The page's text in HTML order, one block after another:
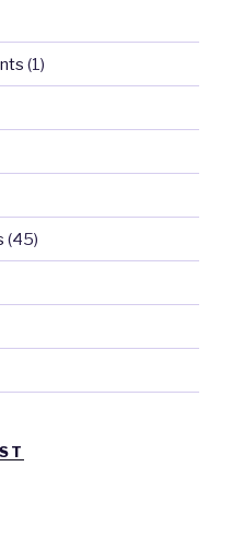
(1)
(45)